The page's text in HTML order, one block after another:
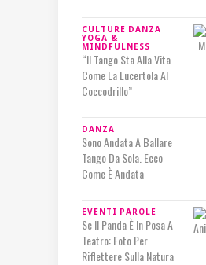
CULTURE DANZA
YOGA &
MINDFULNESS
“Il Tango Sta Alla Vita
Come La Lucertola Al
Coccodrillo”
DANZA
Sono Andata A Ballare
Tango Da Sola. Ecco
Come È Andata
EVENTI PAROLE
Se Il Panda È In Posa A
Teatro: Foto Per
Riflettere Sulla Natura